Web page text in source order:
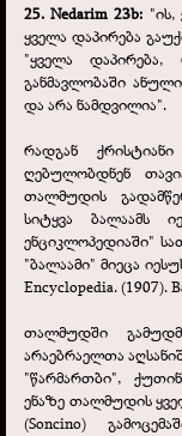
25. Nedarim 23b:
ყველა დაპირება
"ყველა
განმავლობაში
და არა ნამდვილია".
რადგან ქრისტიანი
ღებულობდნენ
თალმუდის
სიტყვა ბალაამს
ენციკლოპედიაში"
"ბალაამი" მიეცა
Encyclopedia. (1907).
თალმუდში
არაებრაელთა
"წარმართბი",
ენაზე თალმუდის
(Soncino)